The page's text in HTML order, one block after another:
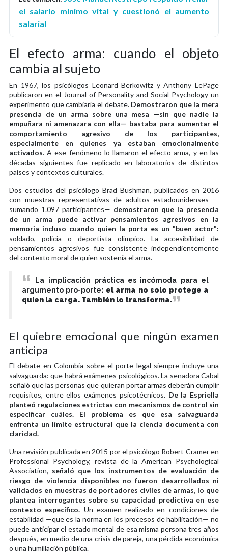
el salario mínimo vital y cuestionó el aumento
salarial
El efecto arma: cuando el objeto
cambia al sujeto
En 1967, los psicólogos Leonard Berkowitz y Anthony LePage
publicaron en el Journal of Personality and Social Psychology un
experimento que cambiaría el debate. Demostraron que la mera
presencia de un arma sobre una mesa —sin que nadie la
empuñara ni amenazara con ella— bastaba para aumentar el
comportamiento agresivo de los participantes,
especialmente en quienes ya estaban emocionalmente
activados. A ese fenómeno lo llamaron el efecto arma, y en las
décadas siguientes fue replicado en laboratorios de distintos
países y contextos culturales.
Dos estudios del psicólogo Brad Bushman, publicados en 2016
con muestras representativas de adultos estadounidenses —
sumando 1.097 participantes— demostraron que la presencia
de un arma puede activar pensamientos agresivos en la
memoria incluso cuando quien la porta es un "buen actor":
soldado, policía o deportista olímpico. La accesibilidad de
pensamientos agresivos fue consistente independientemente
del contexto moral de quien sostenía el arma.
La implicación práctica es incómoda para el
argumento pro-porte: el arma no solo protege a
quien la carga. También lo transforma.
El quiebre emocional que ningún examen
anticipa
El debate en Colombia sobre el porte legal siempre incluye una
salvaguarda: que habrá exámenes psicológicos. La senadora Cabal
señaló que las personas que quieran portar armas deberán cumplir
requisitos, entre ellos exámenes psicotécnicos. De la Espriella
planteó regulaciones estrictas con mecanismos de control sin
especificar cuáles. El problema es que esa salvaguarda
enfrenta un límite estructural que la ciencia documenta con
claridad.
Una revisión publicada en 2015 por el psicólogo Robert Cramer en
Professional Psychology, revista de la American Psychological
Association, señaló que los instrumentos de evaluación de
riesgo de violencia disponibles no fueron desarrollados ni
validados en muestras de portadores civiles de armas, lo que
plantea interrogantes sobre su capacidad predictiva en ese
contexto específico. Un examen realizado en condiciones de
estabilidad —que es la norma en los procesos de habilitación— no
puede anticipar el estado mental de esa misma persona tres años
después, en medio de una crisis de pareja, una pérdida económica
o una humillación pública.